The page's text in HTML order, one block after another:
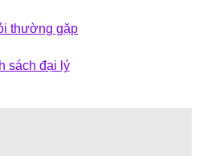
thường gặp
sách đại lý